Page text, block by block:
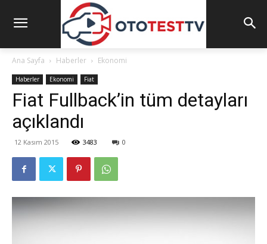
Ana Sayfa Haberler Ekonomi
Haberler Ekonomi Fiat
Fiat Fullback’in tüm detayları
açıklandı
12 Kasım 2015 3483 0